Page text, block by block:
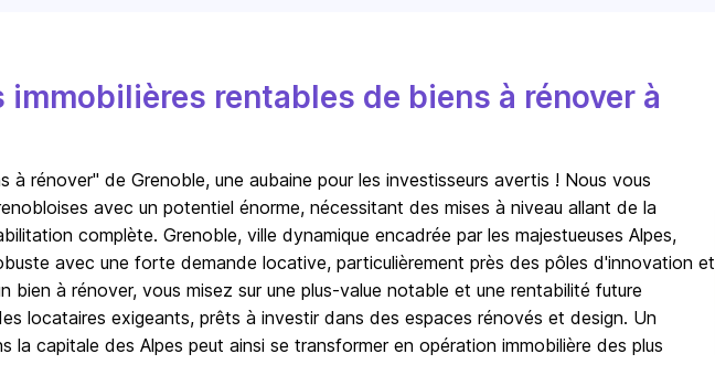
immobilières rentables de biens à rénover à
à rénover" de Grenoble, une aubaine pour les investisseurs avertis ! Nous vous
avec un potentiel énorme, nécessitant des mises à niveau allant de la
complète. Grenoble, ville dynamique encadrée par les majestueuses Alpes,
avec une forte demande locative, particulièrement près des pôles d'innovation et
bien à rénover, vous misez sur une plus-value notable et une rentabilité future
locataires exigeants, prêts à investir dans des espaces rénovés et design. Un
la capitale des Alpes peut ainsi se transformer en opération immobilière des plus